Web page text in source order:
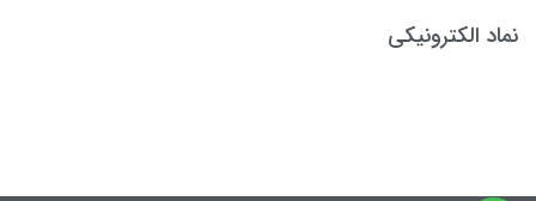
نماد الکترونیکی